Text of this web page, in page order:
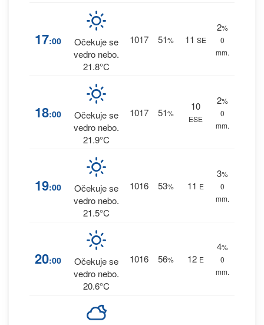
17:00
Očekuje se
vedro nebo.
21.8°C
1017 51% 11 SE
2%
0
mm.
18:00
Očekuje se
vedro nebo.
21.9°C
1017 51%
10
ESE
2%
0
mm.
19:00
Očekuje se
vedro nebo.
21.5°C
1016 53% 11 E
3%
0
mm.
20:00
Očekuje se
vedro nebo.
20.6°C
1016 56% 12 E
4%
0
mm.